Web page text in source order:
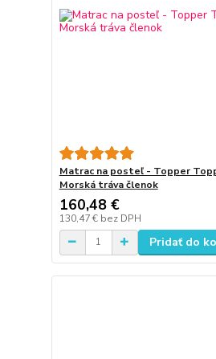
Matrac na posteľ - Topper
Morská tráva členok
160,48 €
130,47 € bez DPH
Pridať do